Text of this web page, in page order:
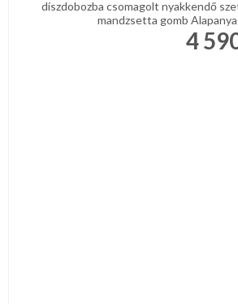
díszdobozba csomagolt nyakkendő
mandzsetta gomb
4